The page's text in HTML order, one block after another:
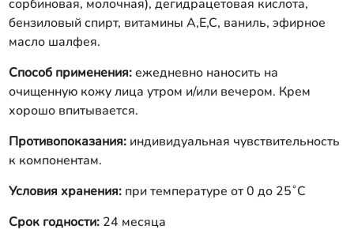
сорбиновая, молочная), дегидрацетовая кислота,
бензиловый спирт, витамины А,Е,С, ваниль, эфирное
масло шалфея.
Способ применения:ежедневно наносить на
очищенную кожу лица утром и/или вечером. Крем
хорошо впитывается.
Противопоказания:индивидуальная чувствительность
к компонентам.
Условия хранения:при температуре от 0 до 25˚С
Срок годности:24 месяца